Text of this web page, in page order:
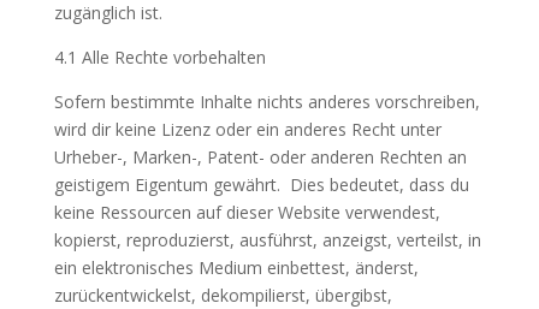
zugänglich ist.
4.1 Alle Rechte vorbehalten
Sofern bestimmte Inhalte nichts anderes vorschreiben,
wird dir keine Lizenz oder ein anderes Recht unter
Urheber-, Marken-, Patent- oder anderen Rechten an
geistigem Eigentum gewährt. Dies bedeutet, dass du
keine Ressourcen auf dieser Website verwendest,
kopierst, reproduzierst, ausführst, anzeigst, verteilst, in
ein elektronisches Medium einbettest, änderst,
zurückentwickelst, dekompilierst, übergibst,